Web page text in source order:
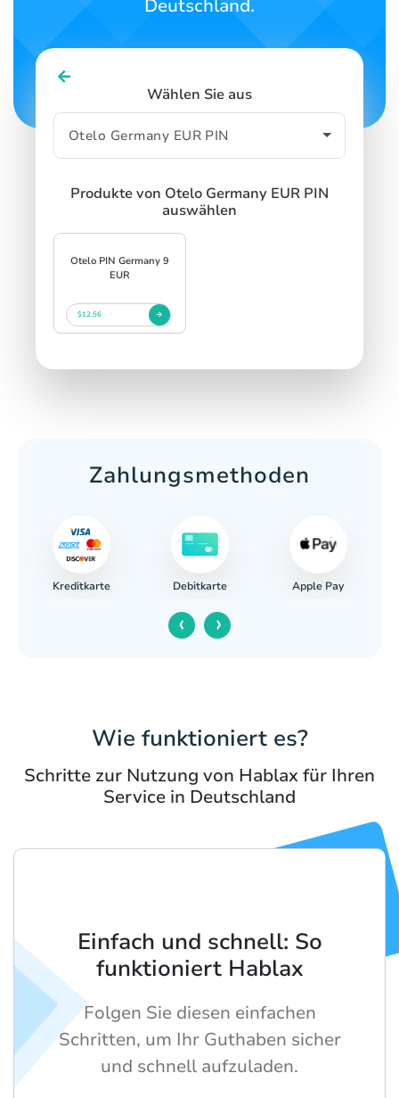
Deutschland.
Wählen Sie aus
Produkte von Otelo Germany EUR PIN
auswählen
Otelo PIN Germany 9
EUR
$12.56
Zahlungsmethoden
Kreditkarte Debitkarte Apple Pay
‹ ›
Wie funktioniert es?
Schritte zur Nutzung von Hablax für Ihren
Service in Deutschland
Einfach und schnell: So
funktioniert Hablax
Folgen Sie diesen einfachen
Schritten, um Ihr Guthaben sicher
und schnell aufzuladen.